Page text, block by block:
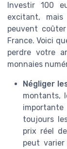
Investir 100
excitant,
peuvent
France. Voici
perdre votre
monnaies
Négliger
montants,
toujours
prix réel
peut